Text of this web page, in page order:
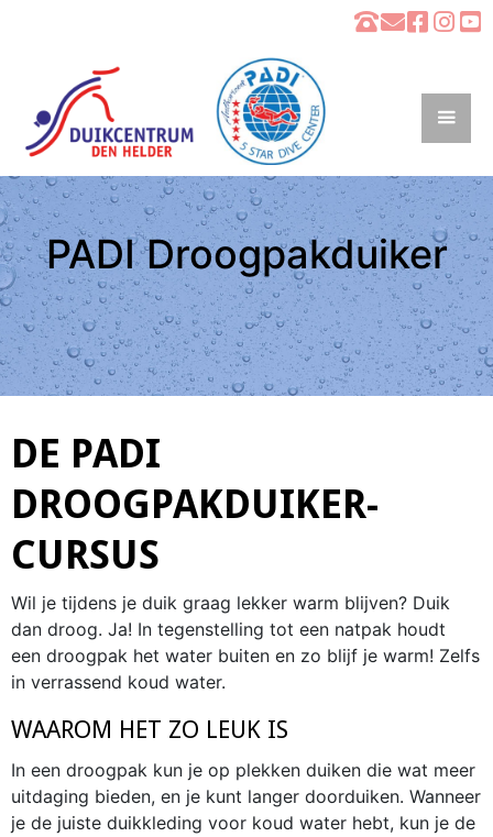
PADI Droogpakduiker
DE PADI
DROOGPAKDUIKER-
CURSUS
Wil je tijdens je duik graag lekker warm blijven? Duik
dan droog. Ja! In tegenstelling tot een natpak houdt
een droogpak het water buiten en zo blijf je warm! Zelfs
in verrassend koud water.
WAAROM HET ZO LEUK IS
In een droogpak kun je op plekken duiken die wat meer
uitdaging bieden, en je kunt langer doorduiken. Wanneer
je de juiste duikkleding voor koud water hebt, kun je de